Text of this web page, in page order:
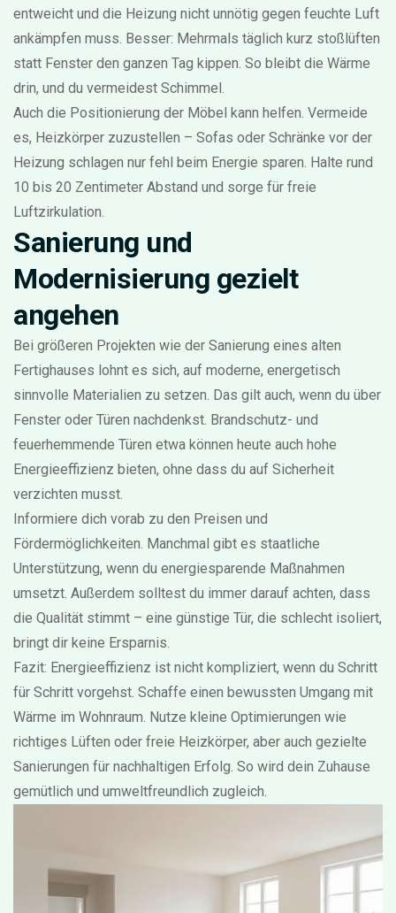
entweicht und die Heizung nicht unnötig gegen feuchte Luft
ankämpfen muss. Besser: Mehrmals täglich kurz stoßlüften
statt Fenster den ganzen Tag kippen. So bleibt die Wärme
drin, und du vermeidest Schimmel.
Auch die Positionierung der Möbel kann helfen. Vermeide
es, Heizkörper zuzustellen – Sofas oder Schränke vor der
Heizung schlagen nur fehl beim Energie sparen. Halte rund
10 bis 20 Zentimeter Abstand und sorge für freie
Luftzirkulation.
Sanierung und
Modernisierung gezielt
angehen
Bei größeren Projekten wie der Sanierung eines alten
Fertighauses lohnt es sich, auf moderne, energetisch
sinnvolle Materialien zu setzen. Das gilt auch, wenn du über
Fenster oder Türen nachdenkst. Brandschutz- und
feuerhemmende Türen etwa können heute auch hohe
Energieeffizienz bieten, ohne dass du auf Sicherheit
verzichten musst.
Informiere dich vorab zu den Preisen und
Fördermöglichkeiten. Manchmal gibt es staatliche
Unterstützung, wenn du energiesparende Maßnahmen
umsetzt. Außerdem solltest du immer darauf achten, dass
die Qualität stimmt – eine günstige Tür, die schlecht isoliert,
bringt dir keine Ersparnis.
Fazit: Energieeffizienz ist nicht kompliziert, wenn du Schritt
für Schritt vorgehst. Schaffe einen bewussten Umgang mit
Wärme im Wohnraum. Nutze kleine Optimierungen wie
richtiges Lüften oder freie Heizkörper, aber auch gezielte
Sanierungen für nachhaltigen Erfolg. So wird dein Zuhause
gemütlich und umweltfreundlich zugleich.